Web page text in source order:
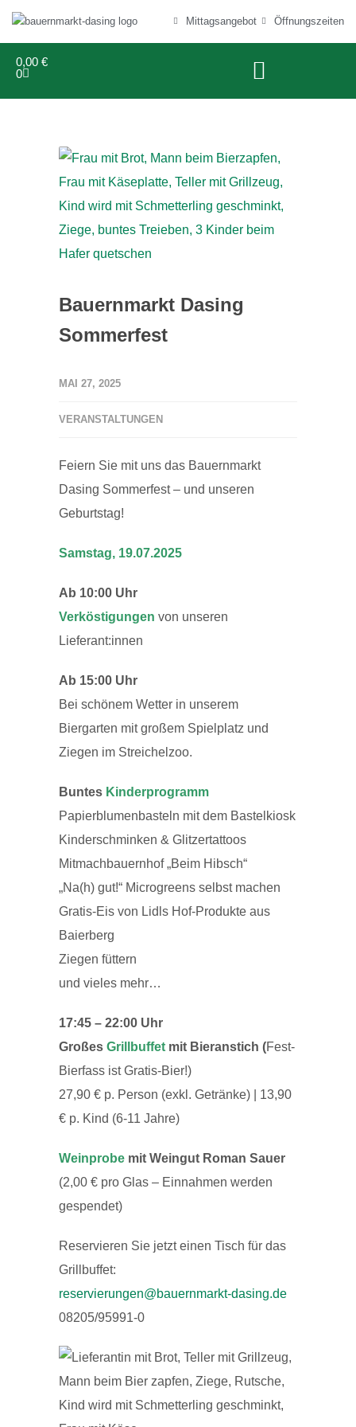
Mittagsangebot Öffnungszeiten
0,00 €
0
Bauernmarkt Dasing
Sommerfest
MAI 27, 2025
VERANSTALTUNGEN
Feiern Sie mit uns das Bauernmarkt
Dasing Sommerfest – und unseren
Geburtstag!
Samstag, 19.07.2025
Ab 10:00 Uhr
Verköstigungen von unseren
Lieferant:innen
Ab 15:00 Uhr
Bei schönem Wetter in unserem
Biergarten mit großem Spielplatz und
Ziegen im Streichelzoo.
Buntes Kinderprogramm
Papierblumenbasteln mit dem Bastelkiosk
Kinderschminken & Glitzertattoos
Mitmachbauernhof „Beim Hibsch“
„Na(h) gut!“ Microgreens selbst machen
Gratis-Eis von Lidls Hof-Produkte aus
Baierberg
Ziegen füttern
und vieles mehr…
17:45 – 22:00 Uhr
Großes Grillbuffet mit Bieranstich (Fest-
Bierfass ist Gratis-Bier!)
27,90 € p. Person (exkl. Getränke) | 13,90
€ p. Kind (6-11 Jahre)
Weinprobe mit Weingut Roman Sauer
(2,00 € pro Glas – Einnahmen werden
gespendet)
Reservieren Sie jetzt einen Tisch für das
Grillbuffet:
reservierungen@bauernmarkt-dasing.de
08205/95991-0